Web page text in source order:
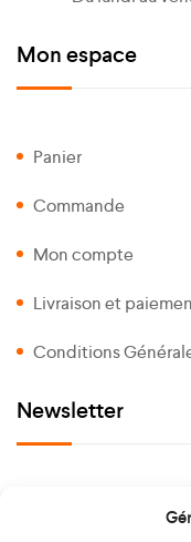
Mon espace
Panier
Commande
Mon compte
Livraison et
Conditions
Newsletter